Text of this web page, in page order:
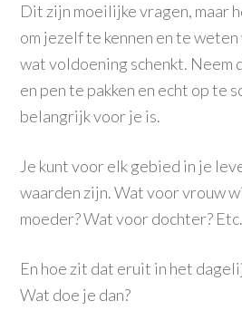
Dit zijn moeilijke vragen, maar
om jezelf te kennen en te
wat voldoening schenkt. Neem
en pen te pakken en echt op te
belangrijk voor je is.
Je kunt voor elk gebied in je
waarden zijn. Wat voor vrouw
moeder? Wat voor dochter?
En hoe zit dat eruit in het
Wat doe je dan?